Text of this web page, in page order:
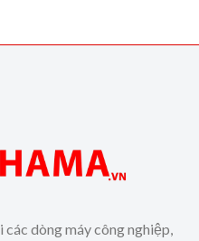
dòng máy công nghiệp,